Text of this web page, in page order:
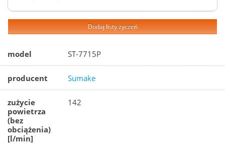
Dodaj listy życzeń
model ST-7715P
producent Sumake
zużycie
powietrza
(bez
obciążenia)
[l/min]
142